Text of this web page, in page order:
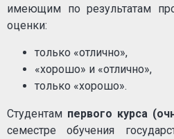
имеющим по результатам
оценки:
только «отлично»,
«хорошо» и «отлично»,
только «хорошо».
Студентам первого курса
семестре обучения